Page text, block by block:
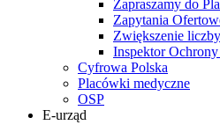
Zapraszamy do
Zapytania
Zwiększenie
Inspektor
Cyfrowa Polska
Placówki medyczne
OSP
E-urząd